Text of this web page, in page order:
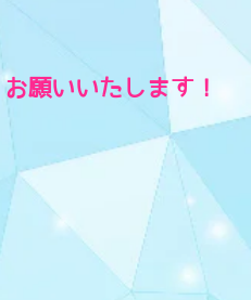
願いいたします！